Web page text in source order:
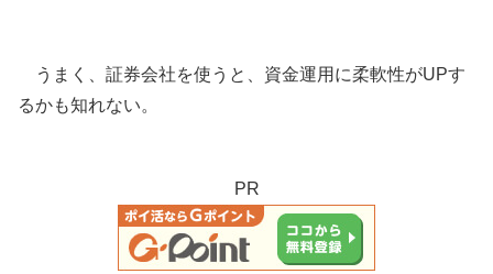
うまく、証券会社を使うと、資金運用に柔軟性がUPす
るかも知れない。
PR